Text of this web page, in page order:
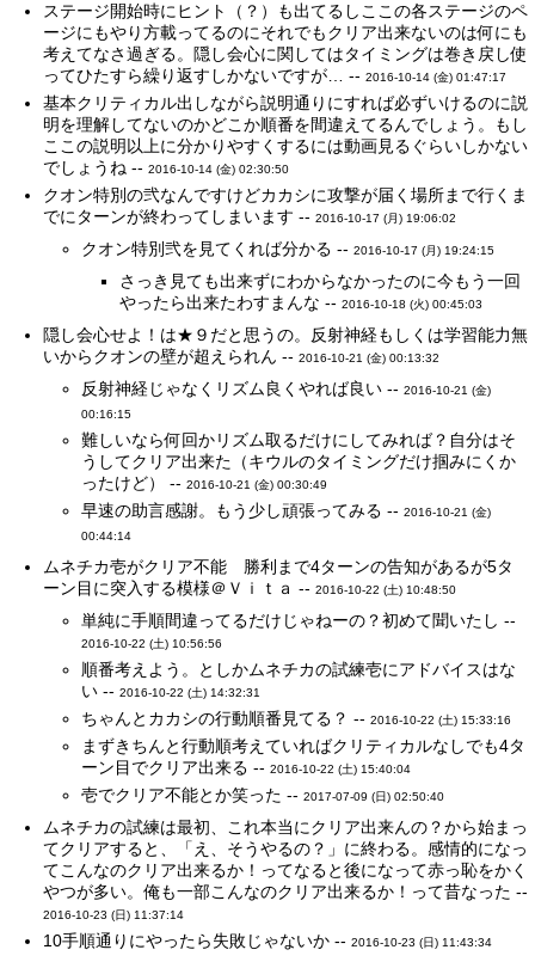
ステージ開始時にヒント（？）も出てるしここの各ステージのペ
ージにもやり方載ってるのにそれでもクリア出来ないのは何にも
考えてなさ過ぎる。隠し会心に関してはタイミングは巻き戻し使
ってひたすら繰り返すしかないですが… --2016-10-14 (金) 01:47:17
基本クリティカル出しながら説明通りにすれば必ずいけるのに説
明を理解してないのかどこか順番を間違えてるんでしょう。もし
ここの説明以上に分かりやすくするには動画見るぐらいしかない
でしょうね --2016-10-14 (金) 02:30:50
クオン特別の弐なんですけどカカシに攻撃が届く場所まで行くま
でにターンが終わってしまいます --2016-10-17 (月) 19:06:02
クオン特別弐を見てくれば分かる --2016-10-17 (月) 19:24:15
さっき見ても出来ずにわからなかったのに今もう一回
やったら出来たわすまんな --2016-10-18 (火) 00:45:03
隠し会心せよ！は★９だと思うの。反射神経もしくは学習能力無
いからクオンの壁が超えられん --2016-10-21 (金) 00:13:32
反射神経じゃなくリズム良くやれば良い --2016-10-21 (金)
00:16:15
難しいなら何回かリズム取るだけにしてみれば？自分はそ
うしてクリア出来た（キウルのタイミングだけ掴みにくか
ったけど） --2016-10-21 (金) 00:30:49
早速の助言感謝。もう少し頑張ってみる --2016-10-21 (金)
00:44:14
ムネチカ壱がクリア不能 勝利まで4ターンの告知があるが5タ
ーン目に突入する模様＠Ｖｉｔａ --2016-10-22 (土) 10:48:50
単純に手順間違ってるだけじゃねーの？初めて聞いたし --
2016-10-22 (土) 10:56:56
順番考えよう。としかムネチカの試練壱にアドバイスはな
い --2016-10-22 (土) 14:32:31
ちゃんとカカシの行動順番見てる？ --2016-10-22 (土) 15:33:16
まずきちんと行動順考えていればクリティカルなしでも4タ
ーン目でクリア出来る --2016-10-22 (土) 15:40:04
壱でクリア不能とか笑った --2017-07-09 (日) 02:50:40
ムネチカの試練は最初、これ本当にクリア出来んの？から始まっ
てクリアすると、「え、そうやるの？」に終わる。感情的になっ
てこんなのクリア出来るか！ってなると後になって赤っ恥をかく
やつが多い。俺も一部こんなのクリア出来るか！って昔なった --
2016-10-23 (日) 11:37:14
10手順通りにやったら失敗じゃないか --2016-10-23 (日) 11:43:34